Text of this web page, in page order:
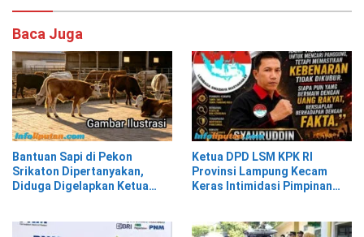
Baca Juga
Bantuan Sapi di Pekon
Srikaton Dipertanyakan,
Diduga Digelapkan Ketua
Ketua DPD LSM KPK RI
Provinsi Lampung Kecam
Keras Intimidasi Pimpinan